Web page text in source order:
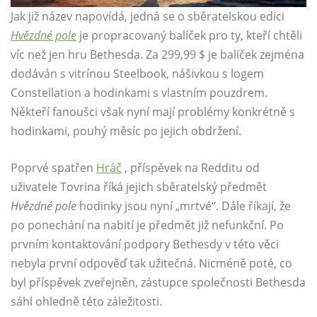
Jak již název napovídá, jedná se o sběratelskou edici
Hvězdné pole je propracovaný balíček pro ty, kteří chtěli
víc než jen hru Bethesda. Za 299,99 $ je balíček zejména
dodáván s vitrínou Steelbook, nášivkou s logem
Constellation a hodinkami s vlastním pouzdrem.
Někteří fanoušci však nyní mají problémy konkrétně s
hodinkami, pouhý měsíc po jejich obdržení.
Poprvé spatřen Hráč , příspěvek na Redditu od
uživatele Tovrina říká jejich sběratelský předmět
Hvězdné pole hodinky jsou nyní „mrtvé“. Dále říkají, že
po ponechání na nabití je předmět již nefunkční. Po
prvním kontaktování podpory Bethesdy v této věci
nebyla první odpověď tak užitečná. Nicméně poté, co
byl příspěvek zveřejněn, zástupce společnosti Bethesda
sáhl ohledně této záležitosti.